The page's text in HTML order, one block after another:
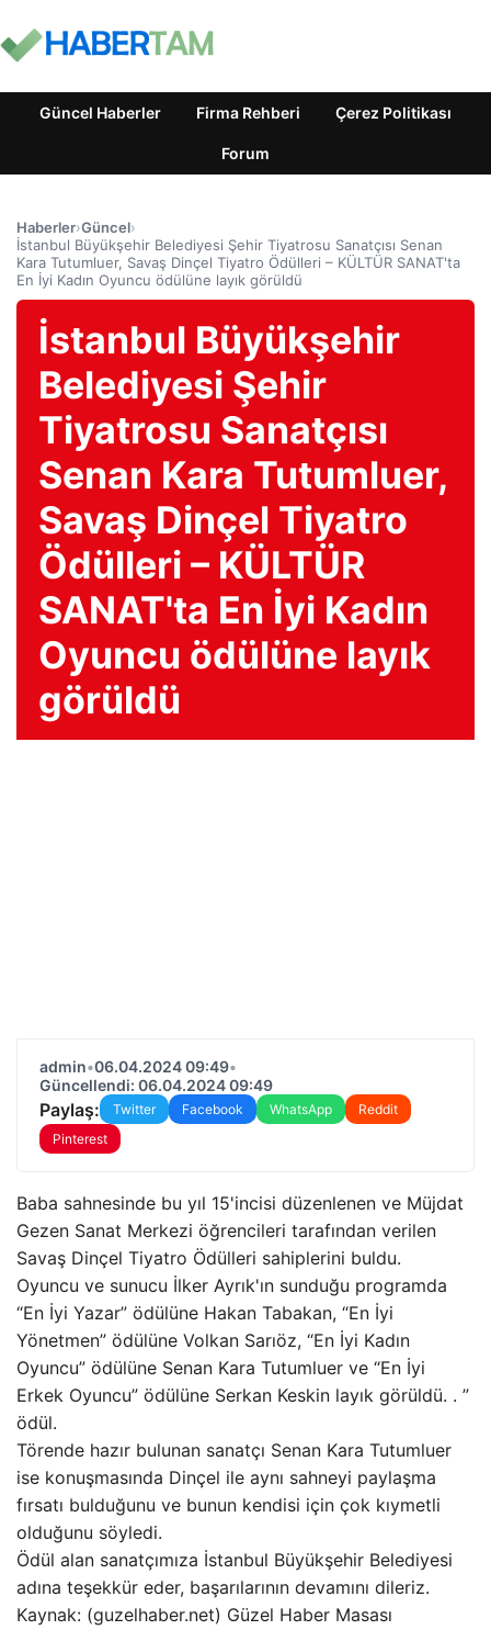
Güncel Haberler Firma Rehberi Çerez Politikası
Forum
Haberler›Güncel›
İstanbul Büyükşehir Belediyesi Şehir Tiyatrosu Sanatçısı Senan
Kara Tutumluer, Savaş Dinçel Tiyatro Ödülleri – KÜLTÜR SANAT'ta
En İyi Kadın Oyuncu ödülüne layık görüldü
İstanbul Büyükşehir
Belediyesi Şehir
Tiyatrosu Sanatçısı
Senan Kara Tutumluer,
Savaş Dinçel Tiyatro
Ödülleri – KÜLTÜR
SANAT'ta En İyi Kadın
Oyuncu ödülüne layık
görüldü
admin•06.04.2024 09:49•
Güncellendi: 06.04.2024 09:49
Paylaş: Twitter Facebook WhatsApp
Reddit
Pinterest
Baba sahnesinde bu yıl 15'incisi düzenlenen ve Müjdat
Gezen Sanat Merkezi öğrencileri tarafından verilen
Savaş Dinçel Tiyatro Ödülleri sahiplerini buldu.
Oyuncu ve sunucu İlker Ayrık'ın sunduğu programda
“En İyi Yazar” ödülüne Hakan Tabakan, “En İyi
Yönetmen” ödülüne Volkan Sarıöz, “En İyi Kadın
Oyuncu” ödülüne Senan Kara Tutumluer ve “En İyi
Erkek Oyuncu” ödülüne Serkan Keskin layık görüldü. . ”
ödül.
Törende hazır bulunan sanatçı Senan Kara Tutumluer
ise konuşmasında Dinçel ile aynı sahneyi paylaşma
fırsatı bulduğunu ve bunun kendisi için çok kıymetli
olduğunu söyledi.
Ödül alan sanatçımıza İstanbul Büyükşehir Belediyesi
adına teşekkür eder, başarılarının devamını dileriz.
Kaynak: (guzelhaber.net) Güzel Haber Masası